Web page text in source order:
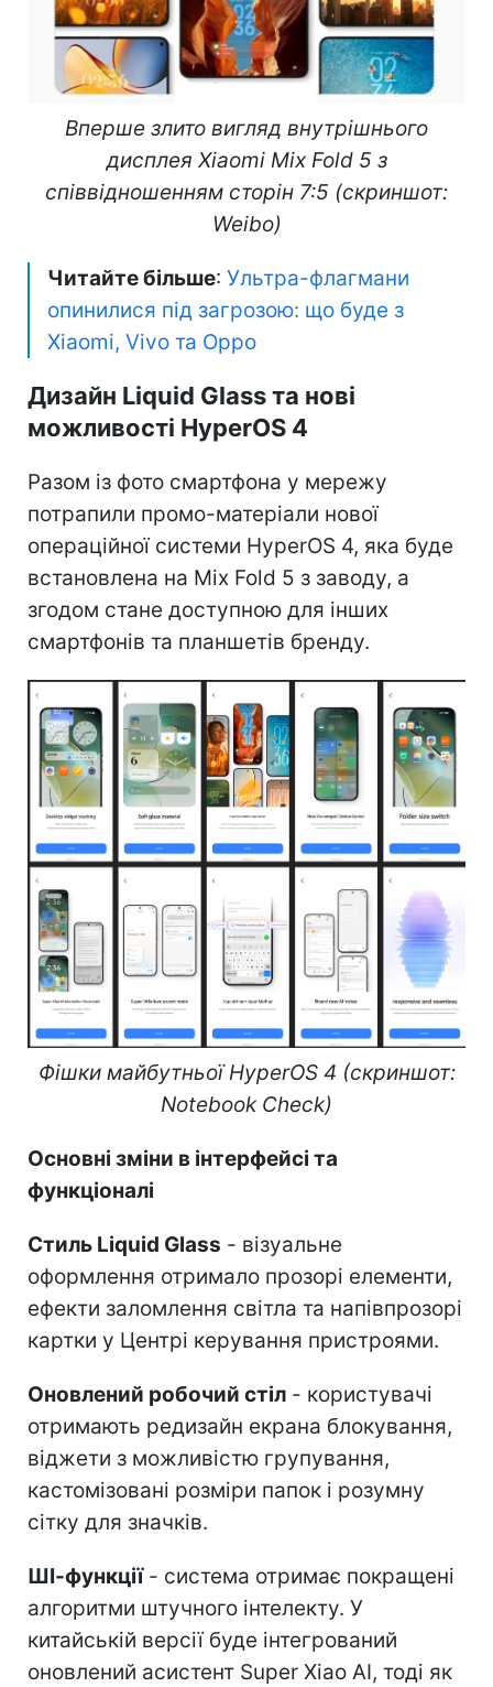
Вперше злито вигляд внутрішнього
дисплея Xiaomi Mix Fold 5 з
співвідношенням сторін 7:5 (скриншот:
Weibo)
Читайте більше: Ультра-флагмани
опинилися під загрозою: що буде з
Xiaomi, Vivo та Oppo
Дизайн Liquid Glass та нові
можливості HyperOS 4
Разом із фото смартфона у мережу
потрапили промо-матеріали нової
операційної системи HyperOS 4, яка буде
встановлена на Mix Fold 5 з заводу, а
згодом стане доступною для інших
смартфонів та планшетів бренду.
Фішки майбутньої HyperOS 4 (скриншот:
Notebook Check)
Основні зміни в інтерфейсі та
функціоналі
Стиль Liquid Glass - візуальне
оформлення отримало прозорі елементи,
ефекти заломлення світла та напівпрозорі
картки у Центрі керування пристроями.
Оновлений робочий стіл - користувачі
отримають редизайн екрана блокування,
віджети з можливістю групування,
кастомізовані розміри папок і розумну
сітку для значків.
ШІ-функції- система отримає покращені
алгоритми штучного інтелекту. У
китайській версії буде інтегрований
оновлений асистент Super Xiao AI, тоді як